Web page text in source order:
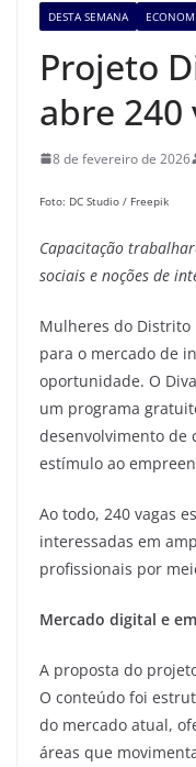
DESTA SEMANA
Projeto
abre
8 de fevereiro de 2026
Foto: DC Studio / Freepik
Capacitação
sociais e noções de
Mulheres do Distrito
para o mercado de
oportunidade. O
um programa
desenvolvimento de
estímulo ao
Ao todo, 240 vagas
interessadas em
profissionais por
Mercado digital e
A proposta do
O conteúdo foi
do mercado atual,
áreas que